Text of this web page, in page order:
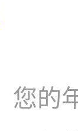
您的